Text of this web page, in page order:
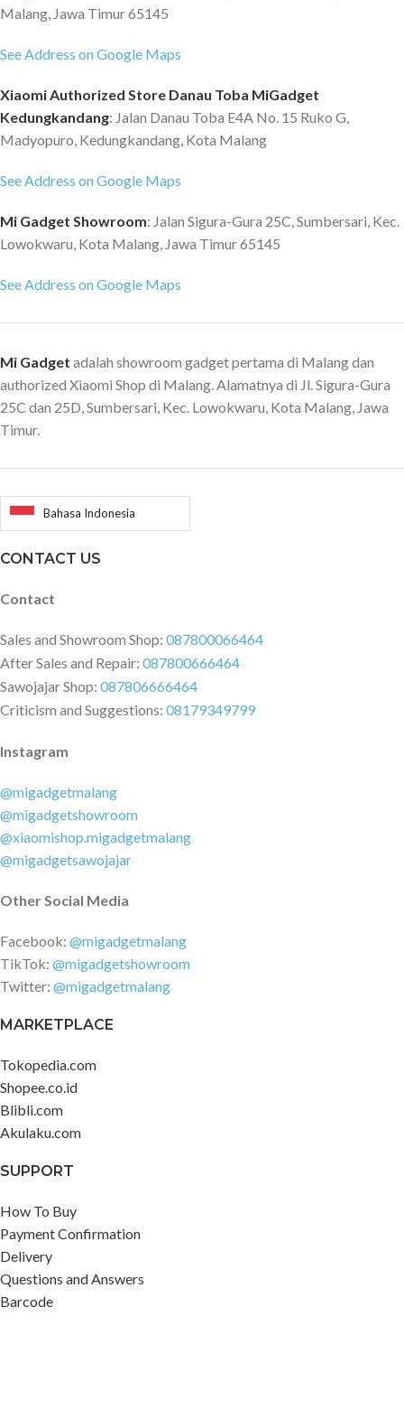
Malang, Jawa Timur 65145
See Address on Google Maps
Xiaomi Authorized Store Danau Toba MiGadget
Kedungkandang: Jalan Danau Toba E4A No. 15 Ruko G,
Madyopuro, Kedungkandang, Kota Malang
See Address on Google Maps
Mi Gadget Showroom: Jalan Sigura-Gura 25C, Sumbersari, Kec.
Lowokwaru, Kota Malang, Jawa Timur 65145
See Address on Google Maps
Mi Gadget adalah showroom gadget pertama di Malang dan
authorized Xiaomi Shop di Malang. Alamatnya di Jl. Sigura-Gura
25C dan 25D, Sumbersari, Kec. Lowokwaru, Kota Malang, Jawa
Timur.
Bahasa Indonesia
CONTACT US
Contact
Sales and Showroom Shop: 087800066464
After Sales and Repair: 087800666464
Sawojajar Shop: 087806666464
Criticism and Suggestions: 08179349799
Instagram
@migadgetmalang
@migadgetshowroom
@xiaomishop.migadgetmalang
@migadgetsawojajar
Other Social Media
Facebook: @migadgetmalang
TikTok: @migadgetshowroom
Twitter: @migadgetmalang
MARKETPLACE
Tokopedia.com
Shopee.co.id
Blibli.com
Akulaku.com
SUPPORT
How To Buy
Payment Confirmation
Delivery
Questions and Answers
Barcode